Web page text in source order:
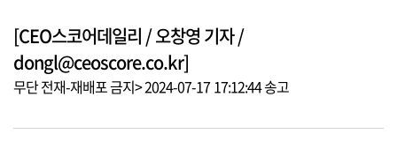
[CEO스코어데일리 / 오창영 기자 /
dongl@ceoscore.co.kr]
무단 전재-재배포 금지> 2024-07-17 17:12:44 송고